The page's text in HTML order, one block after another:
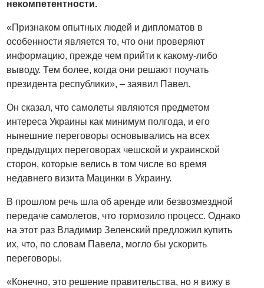
некомпетентности.
«Признаком опытных людей и дипломатов в
особенности является то, что они проверяют
информацию, прежде чем прийти к какому-либо
выводу. Тем более, когда они решают поучать
президента республики», – заявил Павел.
Он сказал, что самолеты являются предметом
интереса Украины как минимум полгода, и его
нынешние переговоры основывались на всех
предыдущих переговорах чешской и украинской
сторон, которые велись в том числе во время
недавнего визита Мацинки в Украину.
В прошлом речь шла об аренде или безвозмездной
передаче самолетов, что тормозило процесс. Однако
на этот раз Владимир Зеленский предложил купить
их, что, по словам Павела, могло бы ускорить
переговоры.
«Конечно, это решение правительства, но я вижу в